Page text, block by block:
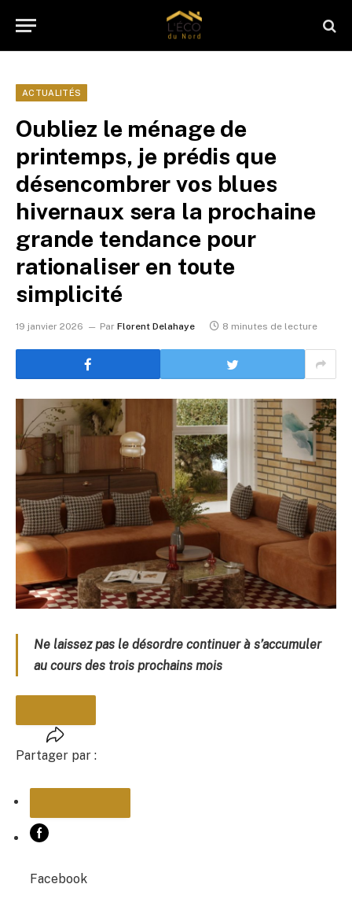
ACTUALITÉS
Oubliez le ménage de
printemps, je prédis que
désencombrer vos blues
hivernaux sera la prochaine
grande tendance pour
rationaliser en toute
simplicité
19 janvier 2026 Par Florent Delahaye 8 minutes de lecture
Ne laissez pas le désordre continuer à s’accumuler
au cours des trois prochains mois
Partager par :
Facebook